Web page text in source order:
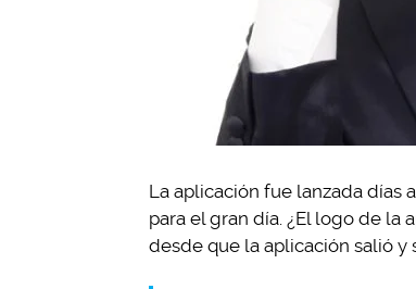
La aplicación fue lanzada días
para el gran día. ¿El logo de la
desde que la aplicación salió y